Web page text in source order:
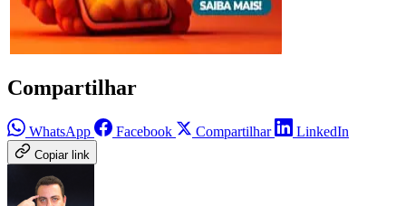
Compartilhar
WhatsApp Facebook Compartilhar LinkedIn
Copiar link